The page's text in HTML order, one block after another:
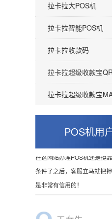
拉卡拉大POS机
拉卡拉智能POS机
拉卡拉收款码
拉卡拉超级收款宝
拉卡拉超级收款宝
POS机用
王女生
服特别耐心的教我，还说以